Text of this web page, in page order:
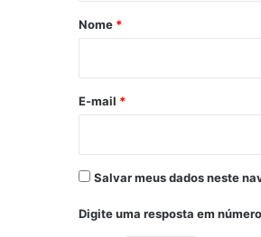
r
*
Nome *
E-mail *
Salvar meus dados neste
Digite uma resposta em